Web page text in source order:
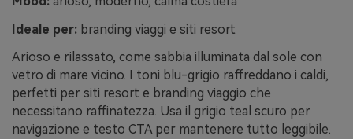
Ideale per: branding viaggi e siti resort
Arioso e rilassato, come sabbia illuminata dal sole con
vetro di mare vicino. I toni blu-grigio raffreddano i caldi,
perfetti per siti resort e branding viaggio che
necessitano raffinatezza. Usa il grigio teal scuro per
navigazione e testo CTA per mantenere tutto leggibile.